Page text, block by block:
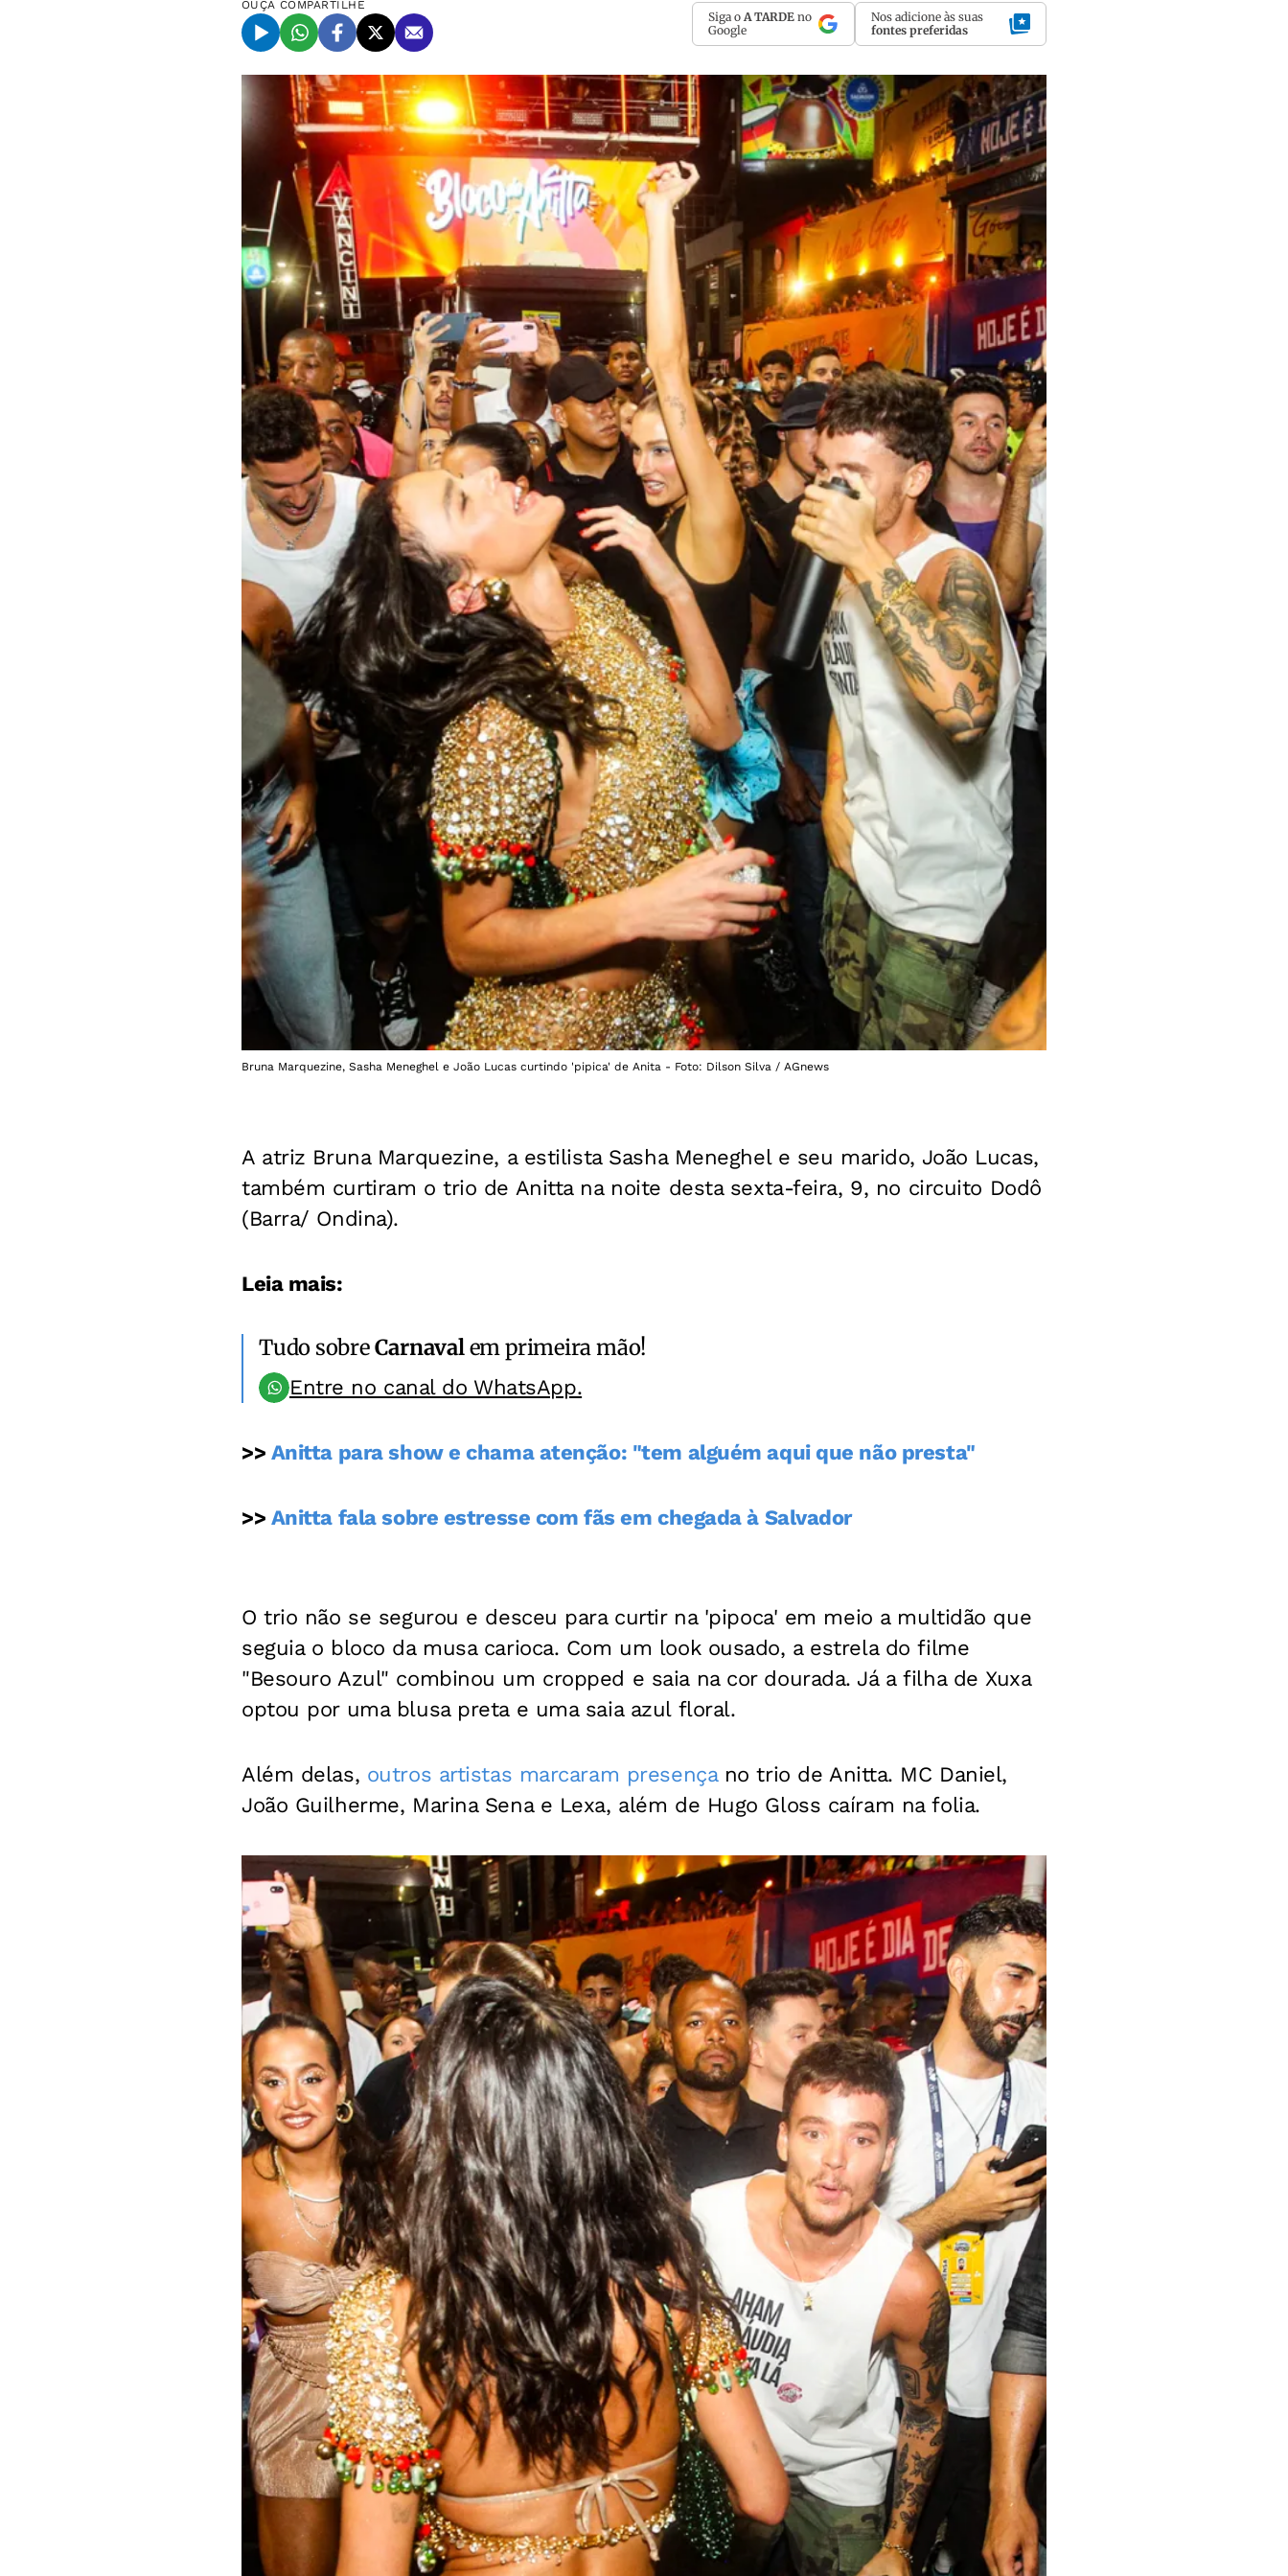
OUÇA COMPARTILHE
Siga o A TARDE no
Google
Nos adicione às suas
fontes preferidas
Bruna Marquezine, Sasha Meneghel e João Lucas curtindo 'pipica' de Anita - Foto: Dilson Silva / AGnews
A atriz Bruna Marquezine, a estilista Sasha Meneghel e seu marido, João Lucas,
também curtiram o trio de Anitta na noite desta sexta-feira, 9, no circuito Dodô
(Barra/ Ondina).
Leia mais:
Tudo sobreCarnavalem primeira mão!
Entre no canal do WhatsApp.
>> Anitta para show e chama atenção: "tem alguém aqui que não presta"
>> Anitta fala sobre estresse com fãs em chegada à Salvador
O trio não se segurou e desceu para curtir na 'pipoca' em meio a multidão que
seguia o bloco da musa carioca. Com um look ousado, a estrela do filme
"Besouro Azul" combinou um cropped e saia na cor dourada. Já a filha de Xuxa
optou por uma blusa preta e uma saia azul floral.
Além delas, outros artistas marcaram presença no trio de Anitta. MC Daniel,
João Guilherme, Marina Sena e Lexa, além de Hugo Gloss caíram na folia.